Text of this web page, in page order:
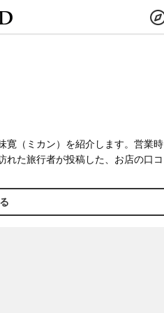
寛（ミカン）を紹介します。営業時
れた旅行者が投稿した、お店の口コ